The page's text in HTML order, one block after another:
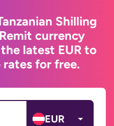
Shilling
currency
latest EUR to
rates for free.
EUR